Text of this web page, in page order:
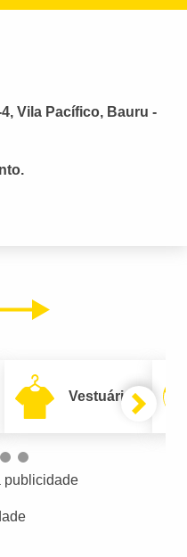
Vila Pacífico, Bauru -
Próximo
Vestuário
publicidade